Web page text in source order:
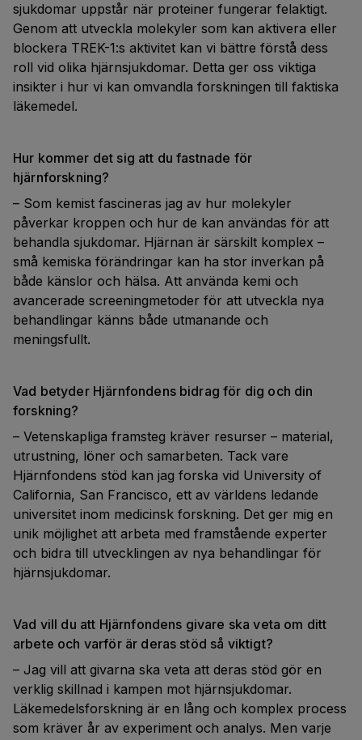
sjukdomar uppstår när proteiner fungerar felaktigt.
Genom att utveckla molekyler som kan aktivera eller
blockera TREK-1:s aktivitet kan vi bättre förstå dess
roll vid olika hjärnsjukdomar. Detta ger oss viktiga
insikter i hur vi kan omvandla forskningen till faktiska
läkemedel.
Hur kommer det sig att du fastnade för
hjärnforskning?
– Som kemist fascineras jag av hur molekyler
påverkar kroppen och hur de kan användas för att
behandla sjukdomar. Hjärnan är särskilt komplex –
små kemiska förändringar kan ha stor inverkan på
både känslor och hälsa. Att använda kemi och
avancerade screeningmetoder för att utveckla nya
behandlingar känns både utmanande och
meningsfullt.
Vad betyder Hjärnfondens bidrag för dig och din
forskning?
– Vetenskapliga framsteg kräver resurser – material,
utrustning, löner och samarbeten. Tack vare
Hjärnfondens stöd kan jag forska vid University of
California, San Francisco, ett av världens ledande
universitet inom medicinsk forskning. Det ger mig en
unik möjlighet att arbeta med framstående experter
och bidra till utvecklingen av nya behandlingar för
hjärnsjukdomar.
Vad vill du att Hjärnfondens givare ska veta om ditt
arbete och varför är deras stöd så viktigt?
– Jag vill att givarna ska veta att deras stöd gör en
verklig skillnad i kampen mot hjärnsjukdomar.
Läkemedelsforskning är en lång och komplex process
som kräver år av experiment och analys. Men varje